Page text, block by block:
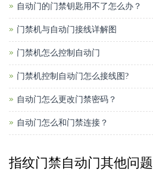
自动门的门禁钥匙用不了怎么办？
门禁机与自动门接线详解图
门禁机怎么控制自动门
门禁机控制自动门怎么接线图?
自动门怎么更改门禁密码？
自动门怎么和门禁连接？
指纹门禁自动门其他问题